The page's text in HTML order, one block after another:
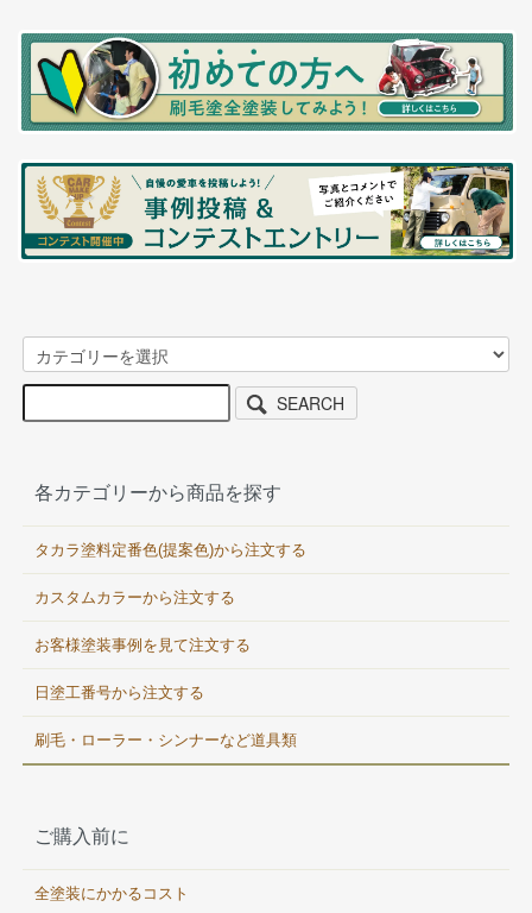
SEARCH
各カテゴリーから商品を探す
タカラ塗料定番色(提案色)から注文する
カスタムカラーから注文する
お客様塗装事例を見て注文する
日塗工番号から注文する
刷毛・ローラー・シンナーなど道具類
ご購入前に
全塗装にかかるコスト